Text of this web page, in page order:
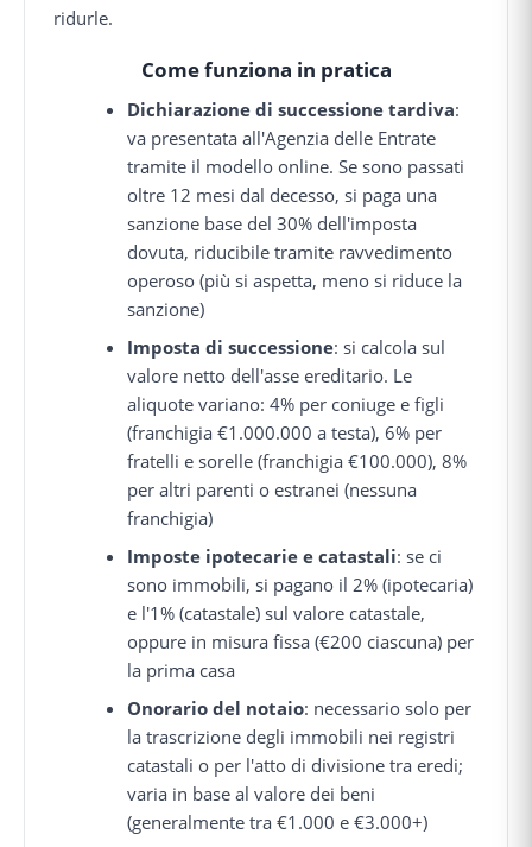
ridurle.
Come funziona in pratica
Dichiarazione di successione tardiva:
va presentata all'Agenzia delle Entrate
tramite il modello online. Se sono passati
oltre 12 mesi dal decesso, si paga una
sanzione base del 30% dell'imposta
dovuta, riducibile tramite ravvedimento
operoso (più si aspetta, meno si riduce la
sanzione)
Imposta di successione: si calcola sul
valore netto dell'asse ereditario. Le
aliquote variano: 4% per coniuge e figli
(franchigia €1.000.000 a testa), 6% per
fratelli e sorelle (franchigia €100.000), 8%
per altri parenti o estranei (nessuna
franchigia)
Imposte ipotecarie e catastali: se ci
sono immobili, si pagano il 2% (ipotecaria)
e l'1% (catastale) sul valore catastale,
oppure in misura fissa (€200 ciascuna) per
la prima casa
Onorario del notaio: necessario solo per
la trascrizione degli immobili nei registri
catastali o per l'atto di divisione tra eredi;
varia in base al valore dei beni
(generalmente tra €1.000 e €3.000+)